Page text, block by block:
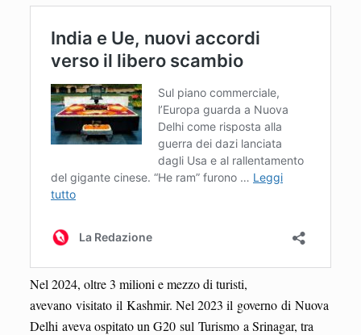
Nel 2024, oltre 3 milioni e mezzo di turisti,
avevano visitato il Kashmir. Nel 2023 il governo di Nuova
Delhi aveva ospitato un G20 sul Turismo a Srinagar, tra